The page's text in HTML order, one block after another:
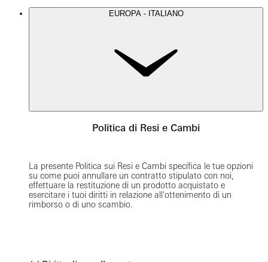
EUROPA - ITALIANO
Politica di Resi e Cambi
La presente Politica sui Resi e Cambi specifica le tue opzioni
su come puoi annullare un contratto stipulato con noi,
effettuare la restituzione di un prodotto acquistato e
esercitare i tuoi diritti in relazione all'ottenimento di un
rimborso o di uno scambio.